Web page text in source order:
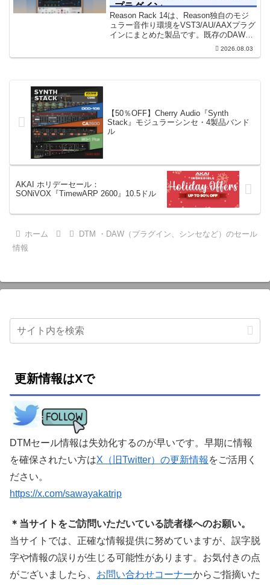
プラグイン
Reason Rack 14は、Reason独自のモジ
ュラー音作り環境をVST3/AU/AAXプラグ
インにまとめた製品です。既存のDAWを
乗り換えることなく、68種類のシンセや
2026.08.03
【50％OFF】Cherry Audio『Synth
Stack』モジュラーシンセ・4製品バンド
ル
AKAI ホリデーセール：
SONiVOX『TimewARP 2600』10.5ドル
ホーム
DTM ・DAW（プラグイン、シンセなど）のセール
情報
更新情報はXで
DTMセール情報は失効化するのが早いです。早期に情報
を確保されたい方はX（旧Twitter）の更新情報 をご活用く
ださい。
https://x.com/sawayakatrip
＊当サイトをご訪問いただいている読者様へのお願い。
当サイトでは、正確な情報提供に努めていますが、誤字脱
字や情報の誤りが生じる可能性があります。お気付きの点
がございましたら、 お問い合わせコーナーからご指摘いた